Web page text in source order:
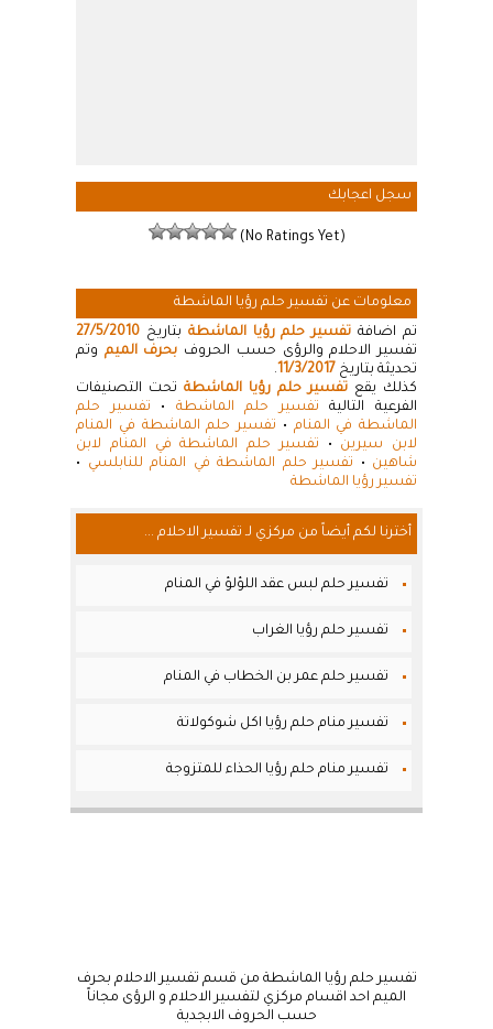
سجل اعجابك
(No Ratings Yet)
معلومات عن تفسير حلم رؤيا الماشطة
تم اضافة تفسير حلم رؤيا الماشطة بتاريخ 27/5/2010
تفسير الاحلام والرؤى حسب الحروف بحرف الميم وتم
تحديثة بتاريخ 11/3/2017
.
كذلك يقع تفسير حلم رؤيا الماشطة تحت التصنيفات
الفرعية التالية تفسير حلم الماشطة • تفسير حلم
الماشطة في المنام • تفسير حلم الماشطة في المنام
لابن سيرين • تفسير حلم الماشطة في المنام لابن
شاهين • تفسير حلم الماشطة في المنام للنابلسي
•
تفسير رؤيا الماشطة
أخترنا لكم أيضاً من مركزي لـ تفسير الاحلام ...
تفسير حلم لبس عقد اللؤلؤ في المنام
تفسير حلم رؤيا الغراب
تفسير حلم عمر بن الخطاب في المنام
تفسير منام حلم رؤيا اكل شوكولاتة
تفسير منام حلم رؤيا الحذاء للمتزوجة
تفسير حلم رؤيا الماشطة من قسم تفسير الاحلام بحرف
الميم احد اقسام مركزي لتفسير الاحلام و الرؤى مجاناً
حسب الحروف الابجدية